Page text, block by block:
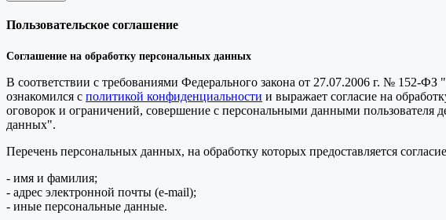
Пользовательское соглашение
Соглашение на обработку персональных данных
В соответствии с требованиями Федерального закона от 27.07.2006 г. № 152-
ознакомился с политикой конфиденциальности и выражает согласие на
оговорок и ограничений, совершение с персональными данными
данных".
Перечень персональных данных, на обработку которых предоставляется
- имя и фамилия;
- адрес электронной почты (e-mail);
- иные персональные данные.